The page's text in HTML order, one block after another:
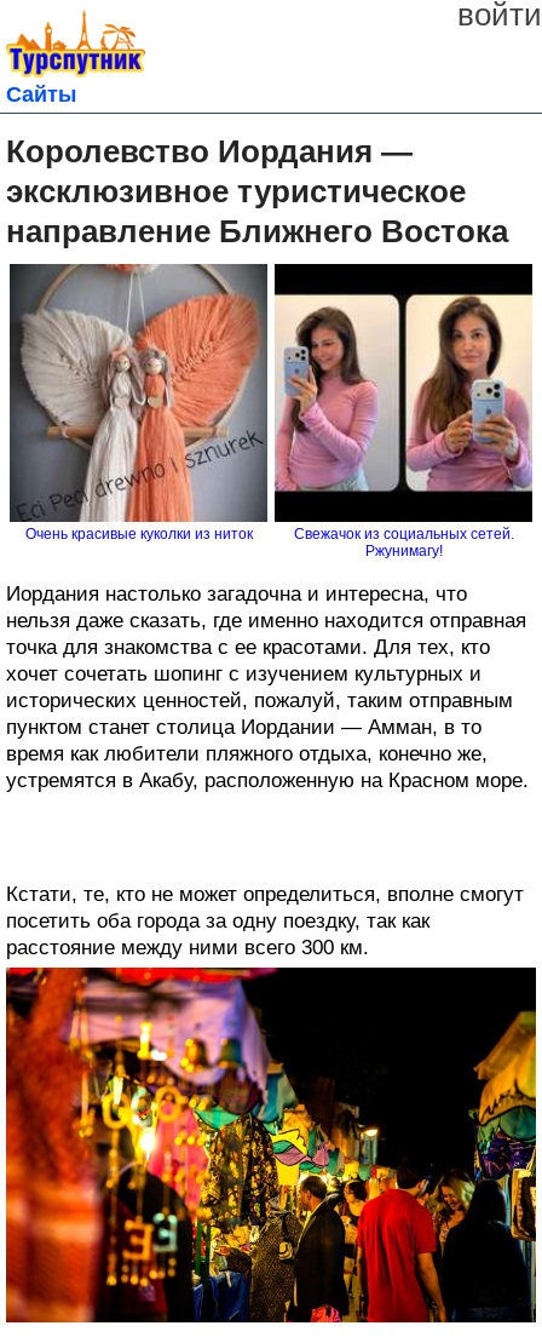
войти
Сайты
Королевство Иордания —
эксклюзивное туристическое
направление Ближнего Востока
Очень красивые куколки из ниток
Свежачок из социальных сетей.
Ржунимагу!
Иордания настолько загадочна и интересна, что
нельзя даже сказать, где именно находится отправная
точка для знакомства с ее красотами. Для тех, кто
хочет сочетать шопинг с изучением культурных и
исторических ценностей, пожалуй, таким отправным
пунктом станет столица Иордании — Амман, в то
время как любители пляжного отдыха, конечно же,
устремятся в Акабу, расположенную на Красном море.
Кстати, те, кто не может определиться, вполне смогут
посетить оба города за одну поездку, так как
расстояние между ними всего 300 км.